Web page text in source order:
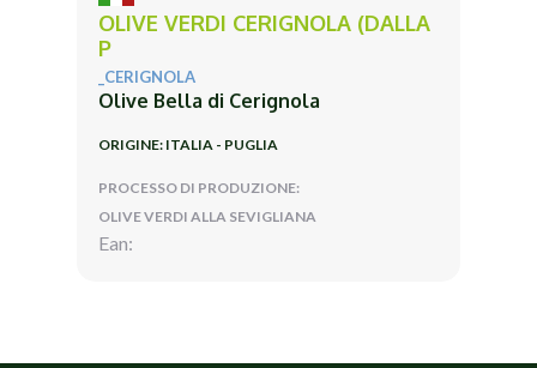
OLIVE VERDI CERIGNOLA (DALLA
P
_CERIGNOLA
Olive Bella di Cerignola
ORIGINE: ITALIA - PUGLIA
PROCESSO DI PRODUZIONE:
OLIVE VERDI ALLA SEVIGLIANA
Ean: